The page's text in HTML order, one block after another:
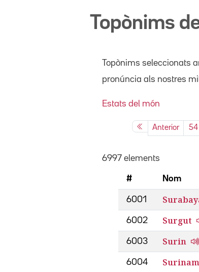
Topònims
Topònims seleccionats
pronúncia als nostres
Estats del món
Anterior 54
6997 elements
# Nom
6001
6002 Surgut
6003 Surin
6004 Surinam